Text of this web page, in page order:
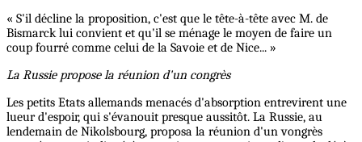
« S'il décline la proposition, c'est que le tête-à-tête avec M. de
Bismarck lui convient et qu'il se ménage le moyen de faire un
coup fourré comme celui de la Savoie et de Nice... »
La Russie propose la réunion d'un congrès
Les petits Etats allemands menacés d'absorption entrevirent une
lueur d'espoir, qui s'évanouit presque aussitôt. La Russie, au
lendemain de Nikolsbourg, proposa la réunion d'un vongrès